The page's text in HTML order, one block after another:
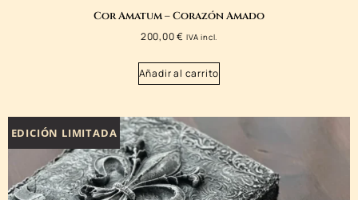
Cor Amatum – Corazón Amado
200,00€ IVA incl.
Añadir al carrito
EDICIÓN LIMITADA